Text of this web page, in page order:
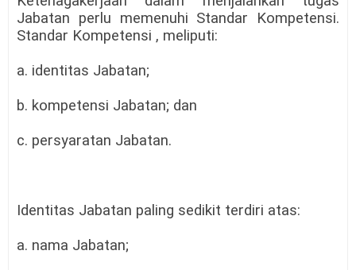
Jabatan perlu memenuhi Standar Kompetensi.
Standar Kompetensi , meliputi:
a. identitas Jabatan;
b. kompetensi Jabatan; dan
c. persyaratan Jabatan.
Identitas Jabatan paling sedikit terdiri atas:
a. nama Jabatan;